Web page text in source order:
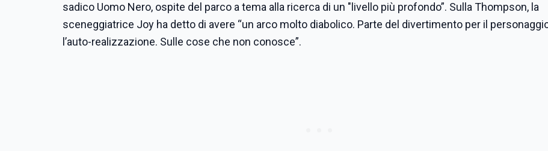
sadico Uomo Nero, ospite del parco a tema alla ricerca di un "livello più profondo”. Sulla Thompson, la
sceneggiatrice Joy ha detto di avere “un arco molto diabolico. Parte del divertimento per il
l’auto-realizzazione. Sulle cose che non conosce”.